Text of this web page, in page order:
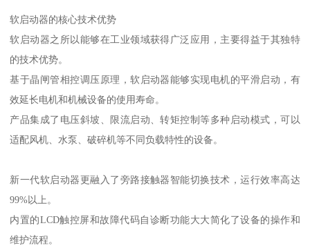
软启动器的核心技术优势
软启动器之所以能够在工业领域获得广泛应用，主要得益于其独特
的技术优势。
基于晶闸管相控调压原理，软启动器能够实现电机的平滑启动，有
效延长电机和机械设备的使用寿命。
产品集成了电压斜坡、限流启动、转矩控制等多种启动模式，可以
适配风机、水泵、破碎机等不同负载特性的设备。
新一代软启动器更融入了旁路接触器智能切换技术，运行效率高达
99%以上。
内置的LCD触控屏和故障代码自诊断功能大大简化了设备的操作和
维护流程。